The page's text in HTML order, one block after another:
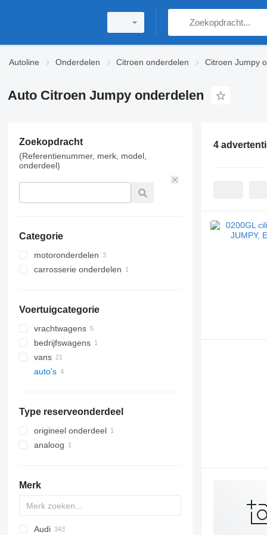
Autoline Onderdelen Citroen onderdelen Citroen Jumpy
Auto Citroen Jumpy onderdelen
Zoekopdracht
(Referentienummer, merk, model,
onderdeel)
Categorie
motoronderdelen
motoren
carrosserie onderdelen
Voertuigcategorie
vrachtwagens
bedrijfswagens
vans
auto's
Type reserveonderdeel
origineel onderdeel
analoog
Merk
159
Audi
4